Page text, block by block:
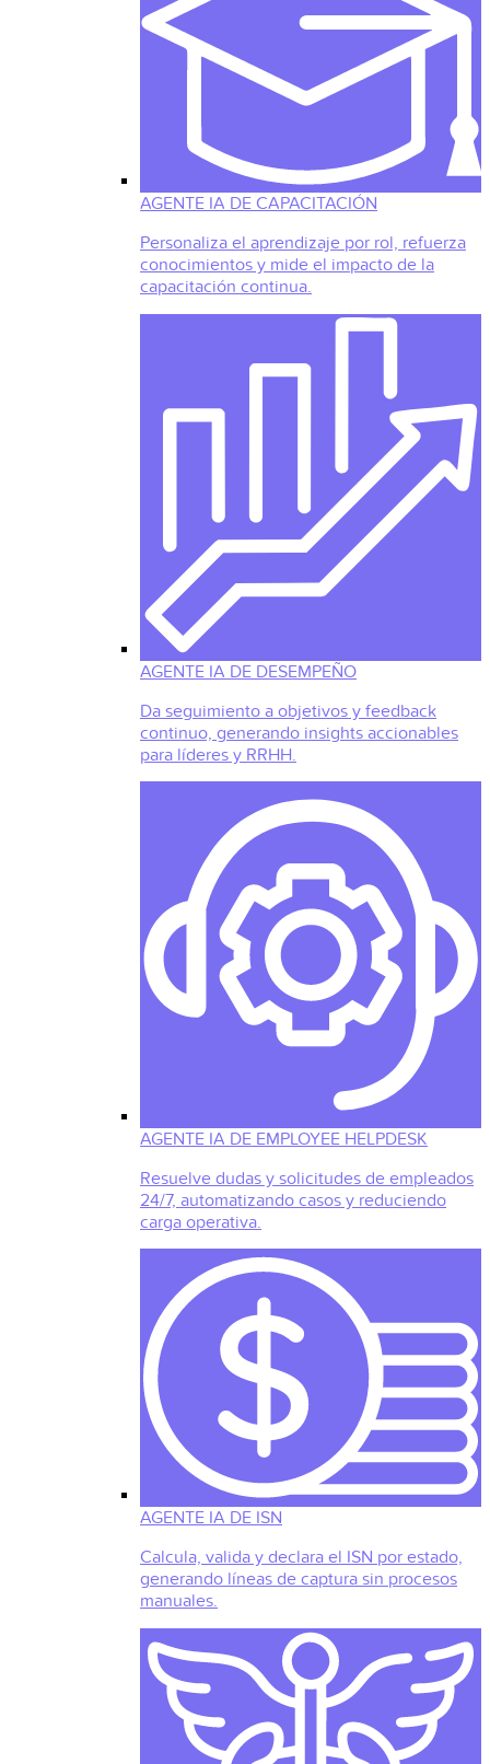
AGENTE IA DE CAPACITACIÓN
Personaliza el aprendizaje por rol, refuerza
conocimientos y mide el impacto de la
capacitación continua.
AGENTE IA DE DESEMPEÑO
Da seguimiento a objetivos y feedback
continuo, generando insights accionables
para líderes y RRHH.
AGENTE IA DE EMPLOYEE HELPDESK
Resuelve dudas y solicitudes de empleados
24/7, automatizando casos y reduciendo
carga operativa.
AGENTE IA DE ISN
Calcula, valida y declara el ISN por estado,
generando líneas de captura sin procesos
manuales.